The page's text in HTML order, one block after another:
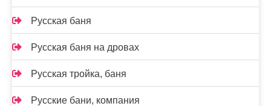
Русская баня
Русская баня на дровах
Русская тройка, баня
Русские бани, компания